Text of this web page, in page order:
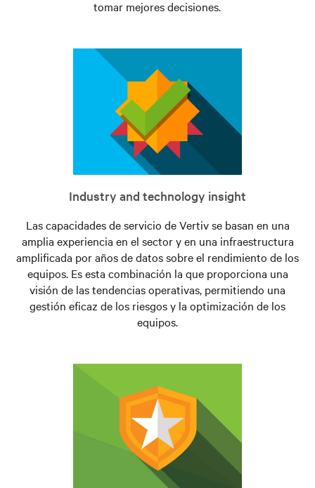
tomar mejores decisiones.
Industry and technology insight
Las capacidades de servicio de Vertiv se basan en una
amplia experiencia en el sector y en una infraestructura
amplificada por años de datos sobre el rendimiento de los
equipos. Es esta combinación la que proporciona una
visión de las tendencias operativas, permitiendo una
gestión eficaz de los riesgos y la optimización de los
equipos.